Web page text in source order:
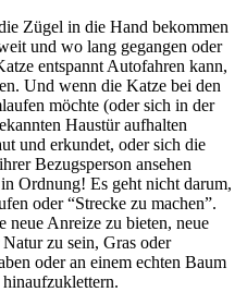
Zügel in die Hand bekommen
und wo lang gegangen oder
entspannt Autofahren kann,
Und wenn die Katze bei den
möchte (oder sich in der
Haustür aufhalten
und erkundet, oder sich die
Bezugsperson ansehen
Ordnung! Es geht nicht darum,
oder “Strecke zu machen”.
neue Anreize zu bieten, neue
zu sein, Gras oder
oder an einem echten Baum